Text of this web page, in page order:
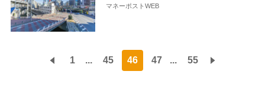
マネーポストWEB
1 ... 45 46 47 ... 55